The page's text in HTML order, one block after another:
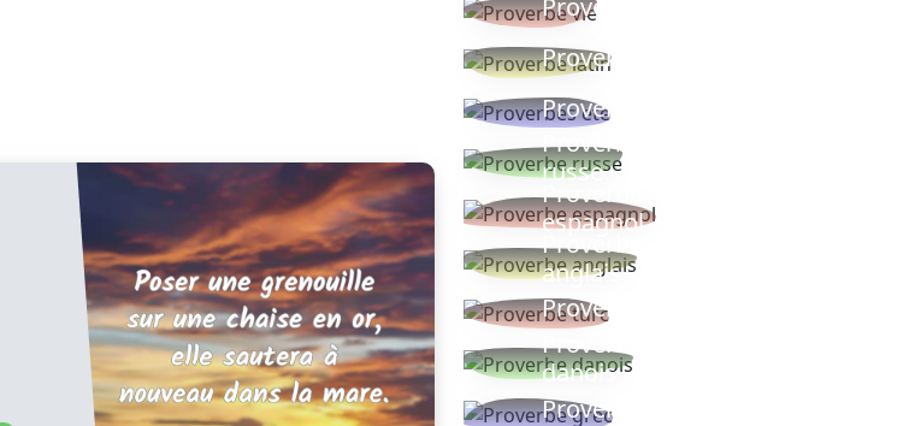
Proverbe vie
Proverbe latin
Proverbes ete
Proverbe
russe
Proverbe
espagnol
Proverbe
anglais
Proverbe turc
Proverbe
danois
Proverbe grec